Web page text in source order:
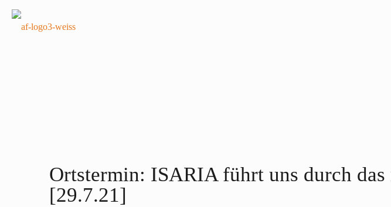
Ortstermin: ISARIA führt uns durch
[29.7.21]